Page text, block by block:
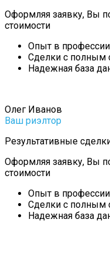
Оформляя заявку, Вы
стоимости
Опыт в
Сделки с полным
Надежная база
Олег Иванов
Ваш риэлтор
Результативные
Оформляя заявку, Вы
стоимости
Опыт в
Сделки с полным
Надежная база